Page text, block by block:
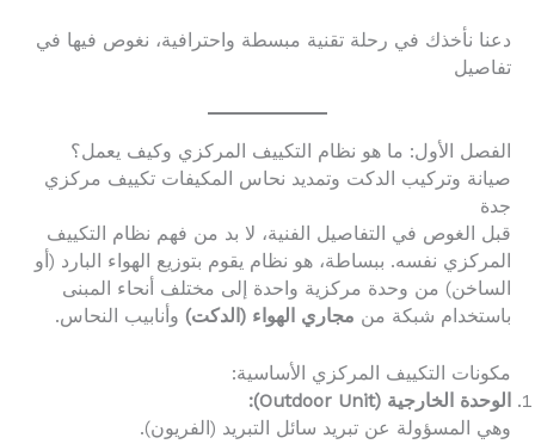
دعنا نأخذك في رحلة تقنية مبسطة واحترافية، نغوص فيها في
تفاصيل
الفصل الأول: ما هو نظام التكييف المركزي وكيف يعمل؟
صيانة وتركيب الدكت وتمديد نحاس المكيفات تكييف مركزي
جدة
قبل الغوص في التفاصيل الفنية، لا بد من فهم نظام التكييف
المركزي نفسه. ببساطة، هو نظام يقوم بتوزيع الهواء البارد (أو
الساخن) من وحدة مركزية واحدة إلى مختلف أنحاء المبنى
باستخدام شبكة من مجاري الهواء (الدكت) وأنابيب النحاس.
مكونات التكييف المركزي الأساسية:
الوحدة الخارجية (Outdoor Unit):
وهي المسؤولة عن تبريد سائل التبريد (الفريون).